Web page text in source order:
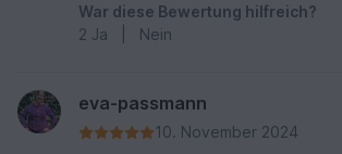
War diese Bewertung hilfreich?
2 Ja Nein
eva-passmann
10. November 2024